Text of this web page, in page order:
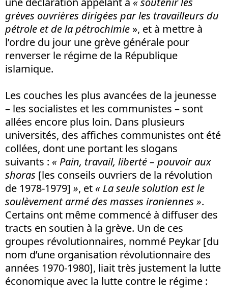
grèves ouvrières dirigées par les travailleurs du
pétrole et de la pétrochimie », et à mettre à
l’ordre du jour une grève générale pour
renverser le régime de la République
islamique.
Les couches les plus avancées de la jeunesse
– les socialistes et les communistes – sont
allées encore plus loin. Dans plusieurs
universités, des affiches communistes ont été
collées, dont une portant les slogans
suivants : « Pain, travail, liberté – pouvoir aux
shoras [les conseils ouvriers de la révolution
de 1978-1979] », et « La seule solution est le
soulèvement armé des masses iraniennes ».
Certains ont même commencé à diffuser des
tracts en soutien à la grève. Un de ces
groupes révolutionnaires, nommé Peykar [du
nom d’une organisation révolutionnaire des
années 1970-1980], liait très justement la lutte
économique avec la lutte contre le régime :